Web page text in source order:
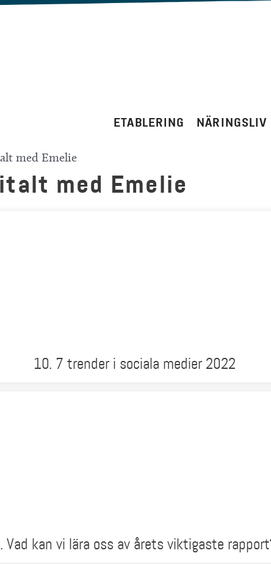
ETABLERING NÄRINGSLIV
med Emelie
med Emelie
10. 7 trender i sociala medier 2022
Vad kan vi lära oss av årets viktigaste